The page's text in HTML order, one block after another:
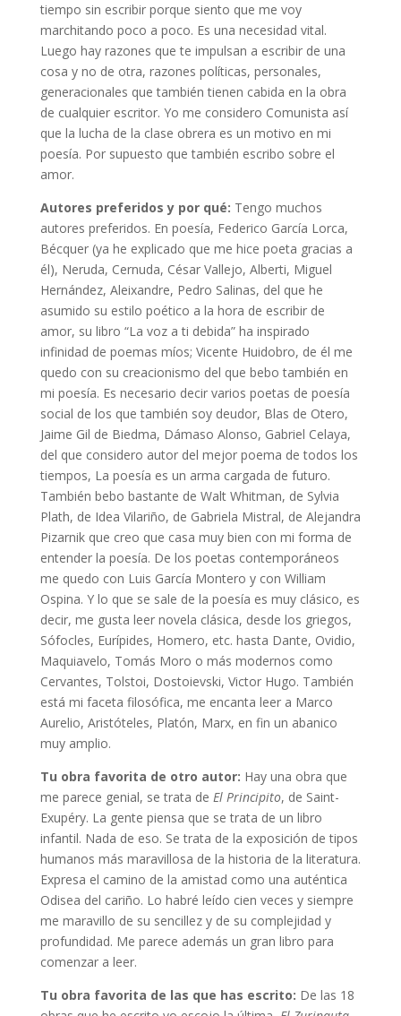
tiempo sin escribir porque siento que me voy
marchitando poco a poco. Es una necesidad vital.
Luego hay razones que te impulsan a escribir de una
cosa y no de otra, razones políticas, personales,
generacionales que también tienen cabida en la obra
de cualquier escritor. Yo me considero Comunista así
que la lucha de la clase obrera es un motivo en mi
poesía. Por supuesto que también escribo sobre el
amor.
Autores preferidos y por qué: Tengo muchos
autores preferidos. En poesía, Federico García Lorca,
Bécquer (ya he explicado que me hice poeta gracias a
él), Neruda, Cernuda, César Vallejo, Alberti, Miguel
Hernández, Aleixandre, Pedro Salinas, del que he
asumido su estilo poético a la hora de escribir de
amor, su libro “La voz a ti debida” ha inspirado
infinidad de poemas míos; Vicente Huidobro, de él me
quedo con su creacionismo del que bebo también en
mi poesía. Es necesario decir varios poetas de poesía
social de los que también soy deudor, Blas de Otero,
Jaime Gil de Biedma, Dámaso Alonso, Gabriel Celaya,
del que considero autor del mejor poema de todos los
tiempos, La poesía es un arma cargada de futuro.
También bebo bastante de Walt Whitman, de Sylvia
Plath, de Idea Vilariño, de Gabriela Mistral, de Alejandra
Pizarnik que creo que casa muy bien con mi forma de
entender la poesía. De los poetas contemporáneos
me quedo con Luis García Montero y con William
Ospina. Y lo que se sale de la poesía es muy clásico, es
decir, me gusta leer novela clásica, desde los griegos,
Sófocles, Eurípides, Homero, etc. hasta Dante, Ovidio,
Maquiavelo, Tomás Moro o más modernos como
Cervantes, Tolstoi, Dostoievski, Victor Hugo. También
está mi faceta filosófica, me encanta leer a Marco
Aurelio, Aristóteles, Platón, Marx, en fin un abanico
muy amplio.
Tu obra favorita de otro autor: Hay una obra que
me parece genial, se trata de El Principito, de Saint-
Exupéry. La gente piensa que se trata de un libro
infantil. Nada de eso. Se trata de la exposición de tipos
humanos más maravillosa de la historia de la literatura.
Expresa el camino de la amistad como una auténtica
Odisea del cariño. Lo habré leído cien veces y siempre
me maravillo de su sencillez y de su complejidad y
profundidad. Me parece además un gran libro para
comenzar a leer.
Tu obra favorita de las que has escrito: De las 18